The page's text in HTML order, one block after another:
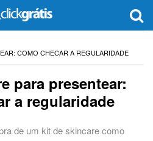
COMO CHECAR A REGULARIDADE
para presentear:
a regularidade
de um kit de skincare como